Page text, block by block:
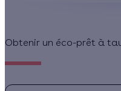
Obtenir un éco-prêt à